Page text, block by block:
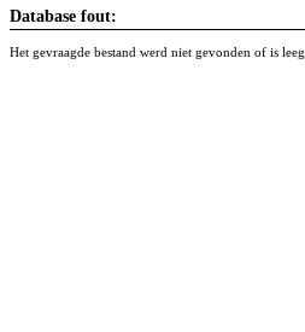
Database fout:
Het gevraagde bestand werd niet gevonden of is leeg